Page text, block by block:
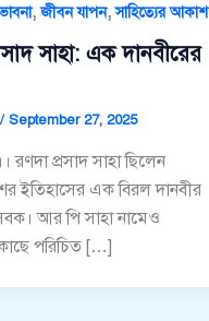
,জীবন যাপন,সাহিত্যের আকাশ
সাহা: এক দানবীরের
/September 27, 2025
রণদা প্রসাদ সাহা ছিলেন
ইতিহাসের এক বিরল দানবীর
আর পি সাহা নামেও
পরিচিত […]